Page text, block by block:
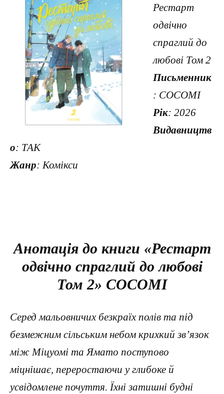
Рестарт
одвічно
спраглий до
любові Том 2
Письменник
: COCOMI
Рік: 2026
Видавництв
о: ТАК
Жанр: Комікси
Анотація до книги «Рестарт
одвічно спраглий до любові
Том 2» COCOMI
Серед мальовничих безкраїх полів та під
безмежним сільським небом крихкий зв’язок
між Міцуомі та Ямато поступово
міцнішає, переростаючи у глибоке й
усвідомлене почуття. Їхні затишні будні